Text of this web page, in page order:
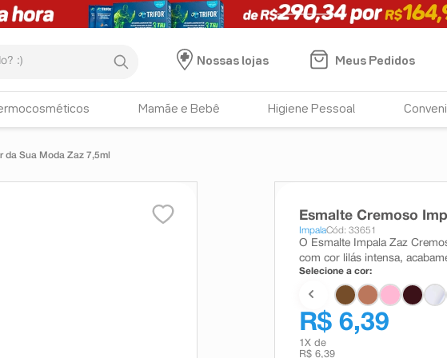
Nossas lojas
Meus Pedidos
Mamãe e Bebê Higiene Pessoal
da Sua Moda Zaz 7,5ml
Esmalte Cremoso
ImpalaCód: 33651
O Esmalte Impala Zaz
com cor lilás intensa,
Selecione a cor:
R$ 6,39
1 X de
R$ 6,39